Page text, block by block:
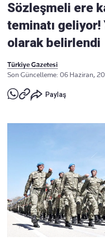
Sözleşmeli ere
teminatı geliyor!
olarak belirlendi
Türkiye Gazetesi
Son Güncelleme: 06 Haziran,
Paylaş